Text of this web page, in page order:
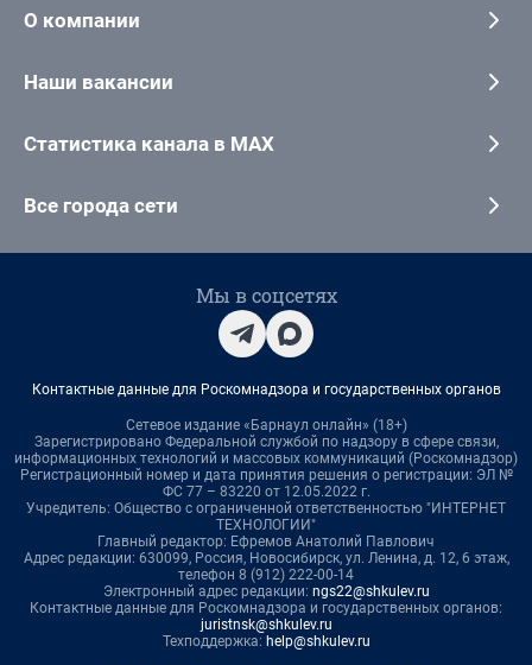
О компании
Наши вакансии
Статистика канала в MAX
Все города сети
Мы в соцсетях
Контактные данные для Роскомнадзора и государственных органов
Сетевое издание «Барнаул онлайн» (18+)
Зарегистрировано Федеральной службой по надзору в сфере связи,
информационных технологий и массовых коммуникаций (Роскомнадзор)
Регистрационный номер и дата принятия решения о регистрации: ЭЛ №
ФС 77 – 83220 от 12.05.2022 г.
Учредитель: Общество с ограниченной ответственностью "ИНТЕРНЕТ
ТЕХНОЛОГИИ"
Главный редактор: Ефремов Анатолий Павлович
Адрес редакции: 630099, Россия, Новосибирск, ул. Ленина, д. 12, 6 этаж,
телефон 8 (912) 222-00-14
Электронный адрес редакции: ngs22@shkulev.ru
Контактные данные для Роскомнадзора и государственных органов:
juristnsk@shkulev.ru
Техподдержка: help@shkulev.ru